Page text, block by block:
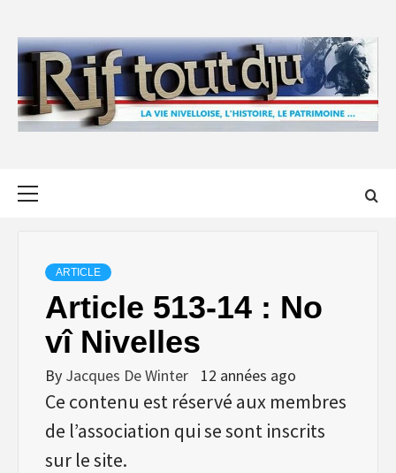
content
ARTICLE
Article 513-14 : No
vî Nivelles
By Jacques De Winter 12 années ago
Ce contenu est réservé aux membres
de l’association qui se sont inscrits
sur le site.